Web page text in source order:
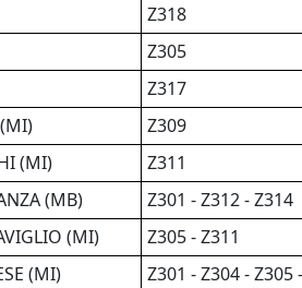
Z318
Z305
Z317
Z309
(MI)
Z311
(MB)
Z301 - Z312 - Z314
(MI)
Z305 - Z311
(MI)
Z301 - Z304 - Z305